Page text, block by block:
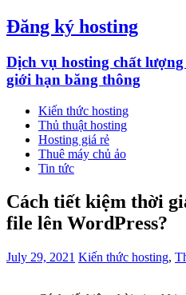
Đăng ký hosting
Dịch vụ hosting chất
giới hạn băng thông
Kiến thức hosting
Thủ thuật hosting
Hosting giá rẻ
Thuê máy chủ ảo
Tin tức
Cách tiết kiệm thời
file lên WordPress?
July 29, 2021 Kiến thức hosting,